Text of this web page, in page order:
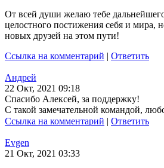
От всей души желаю тебе
целостного постижения себя и мира,
новых друзей на этом пути!
Ссылка на комментарий | Ответить
Андрей
22 Окт, 2021 09:18
Спасибо Алексей, за поддержку!
С такой замечательной командой,
Ссылка на комментарий | Ответить
Evgen
21 Окт, 2021 03:33